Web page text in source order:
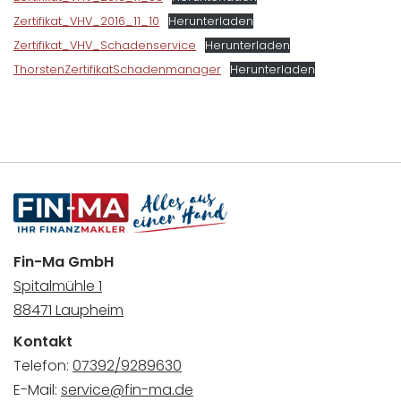
Zertifikat_VHV_2016_11_10
Herunterladen
Zertifikat_VHV_Schadenservice
Herunterladen
ThorstenZertifikatSchadenmanager
Herunterladen
Fin-Ma GmbH
Spitalmühle 1
88471 Laupheim
Kontakt
Telefon: 07392/9289630
E-Mail: service@fin-ma.de